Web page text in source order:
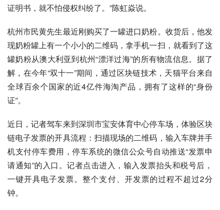
证明书，就不怕侵权纠纷了。”陈虹焱说。
杭州市民黄先生最近刚购买了一罐进口奶粉。收货后，他发
现奶粉罐上有一个小小的二维码，拿手机一扫，就看到了这
罐奶粉从澳大利亚到杭州“漂洋过海”的所有物流信息。据了
解，在今年“双十一”期间，通过区块链技术，天猫平台来自
全球百余个国家的近4亿件海淘产品，拥有了这样的“身份
证”。
近日，记者驾车来到深圳市宝安体育中心停车场，体验区块
链电子发票的开具流程：扫描现场的二维码，输入车牌并手
机支付停车费用，停车系统的微信公众号自动推送“发票申
请通知”的入口。记者点击进入，输入发票抬头和税号后，
一键开具电子发票。整个支付、开发票的过程不超过2分
钟。